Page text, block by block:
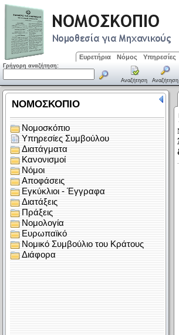
Ευρετήρια Νόμος Υπηρεσίες
Γρήγορη αναζήτηση:
Αναζήτηση Αναζήτηση